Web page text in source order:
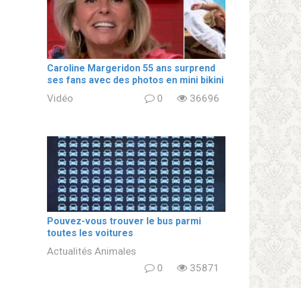
Caroline Margeridon 55 ans surprend
ses fans avec des photos en mini bikini
Vidéo 0 36696
Pouvez-vous trouver le bus parmi
toutes les voitures
Actualités Animales
0
35871